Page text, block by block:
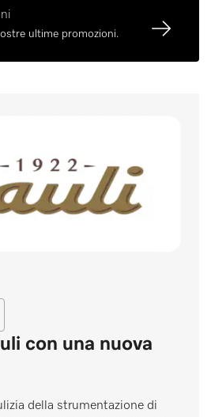
ultime promozioni.
con una nuova
della strumentazione di